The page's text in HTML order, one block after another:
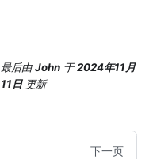
最后由John 于2024年11月
11日 更新
下一页